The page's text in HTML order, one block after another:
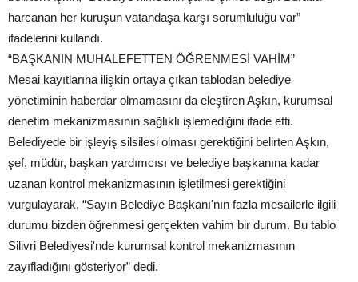
harcanan her kuruşun vatandaşa karşı sorumluluğu var”
ifadelerini kullandı.
“BAŞKANIN MUHALEFETTEN ÖĞRENMESİ VAHİM”
Mesai kayıtlarına ilişkin ortaya çıkan tablodan belediye
yönetiminin haberdar olmamasını da eleştiren Aşkın, kurumsal
denetim mekanizmasının sağlıklı işlemediğini ifade etti.
Belediyede bir işleyiş silsilesi olması gerektiğini belirten Aşkın,
şef, müdür, başkan yardımcısı ve belediye başkanına kadar
uzanan kontrol mekanizmasının işletilmesi gerektiğini
vurgulayarak, “Sayın Belediye Başkanı'nın fazla mesailerle ilgili
durumu bizden öğrenmesi gerçekten vahim bir durum. Bu tablo
Silivri Belediyesi'nde kurumsal kontrol mekanizmasının
zayıfladığını gösteriyor” dedi.